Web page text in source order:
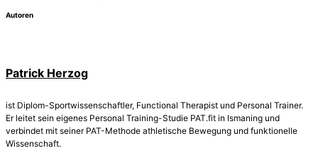
Autoren
Patrick Herzog
ist Diplom-Sportwissenschaftler, Functional Therapist und Personal Trainer.
Er leitet sein eigenes Personal Training-Studie PAT.fit in Ismaning und
verbindet mit seiner PAT-Methode athletische Bewegung und funktionelle
Wissenschaft.